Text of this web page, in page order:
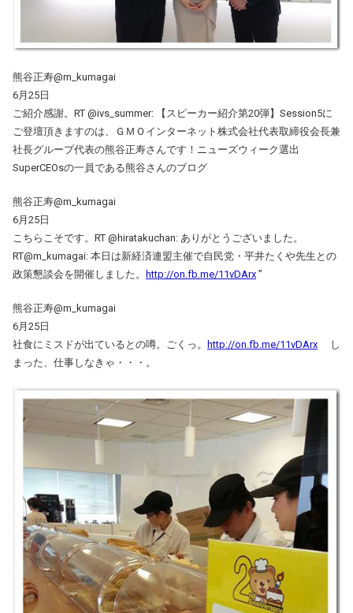
熊谷正寿@m_kumagai
6月25日
ご紹介感謝。RT @ivs_summer: 【スピーカー紹介第20弾】Session5に
ご登壇頂きますのは、ＧＭＯインターネット株式会社代表取締役会長兼
社長グループ代表の熊谷正寿さんです！ニューズウィーク選出
SuperCEOsの一員である熊谷さんのブログ
熊谷正寿@m_kumagai
6月25日
こちらこそです。RT @hiratakuchan: ありがとうございました。
RT@m_kumagai: 本日は新経済連盟主催で自民党・平井たくや先生との
政策懇談会を開催しました。
http://on.fb.me/11vDArx ”
熊谷正寿‏@m_kumagai
6月25日
社食にミスドが出ているとの噂。ごくっ。
http://on.fb.me/11vDArx し
まった、仕事しなきゃ・・・。